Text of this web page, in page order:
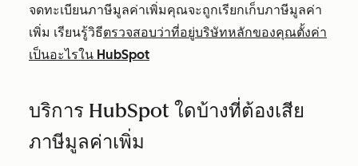
จดทะเบียนภาษีมูลค่าเพิ่มคุณจะถูกเรียกเก็บภาษีมูลค่า
เพิ่ม เรียนรู้วิธีตรวจสอบว่าที่อยู่บริษัทหลักของคุณตั้งค่า
เป็นอะไรใน HubSpot
บริการ HubSpot ใดบ้างที่ต้องเสีย
ภาษีมูลค่าเพิ่ม